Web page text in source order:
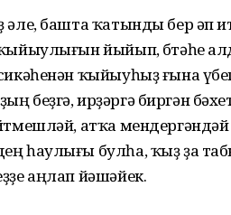
әле, башта ҡатынды бер әп
йыйып, бөтәһе
ҡыйыуһыҙ ғына
беҙгә, ирҙәргә биргән
атҡа мендергәндәй
һаулығы булһа, ҡыҙ ҙа
аңлап йәшәйек.